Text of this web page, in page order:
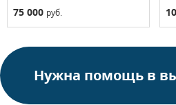
75 000 руб.
Нужна помощь в